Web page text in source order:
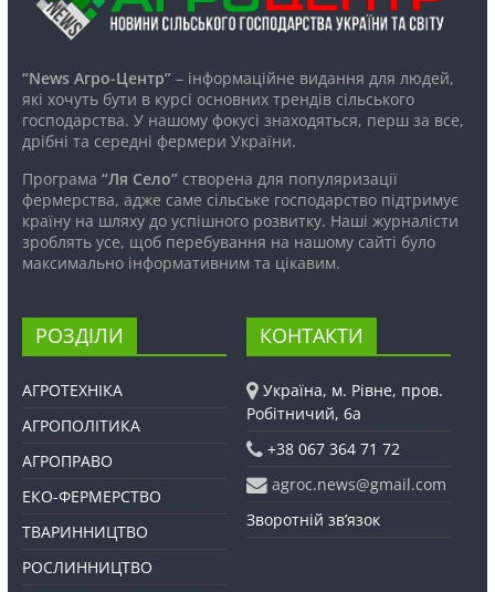
“News Агро-Центр”– інформаційне видання для людей,
які хочуть бути в курсі основних трендів сільського
господарства. У нашому фокусі знаходяться, перш за все,
дрібні та середні фермери України.
Програма “Ля Село”створена для популяризації
фермерства, адже саме сільське господарство підтримує
країну на шляху до успішного розвитку. Наші журналісти
зроблять усе, щоб перебування на нашому сайті було
максимально інформативним та цікавим.
РОЗДІЛИ
АГРОТЕХНІКА
АГРОПОЛІТИКА
АГРОПРАВО
ЕКО-ФЕРМЕРСТВО
ТВАРИННИЦТВО
РОСЛИННИЦТВО
КОНТАКТИ
Україна, м. Рівне, пров.
Робітничий, 6а
+38 067 364 71 72
agroc.news@gmail.com
Зворотній зв’язок